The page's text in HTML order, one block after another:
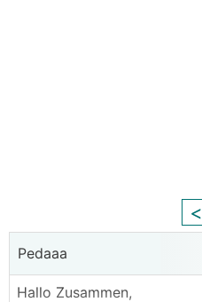
<
Pedaaa
Hallo Zusammen,